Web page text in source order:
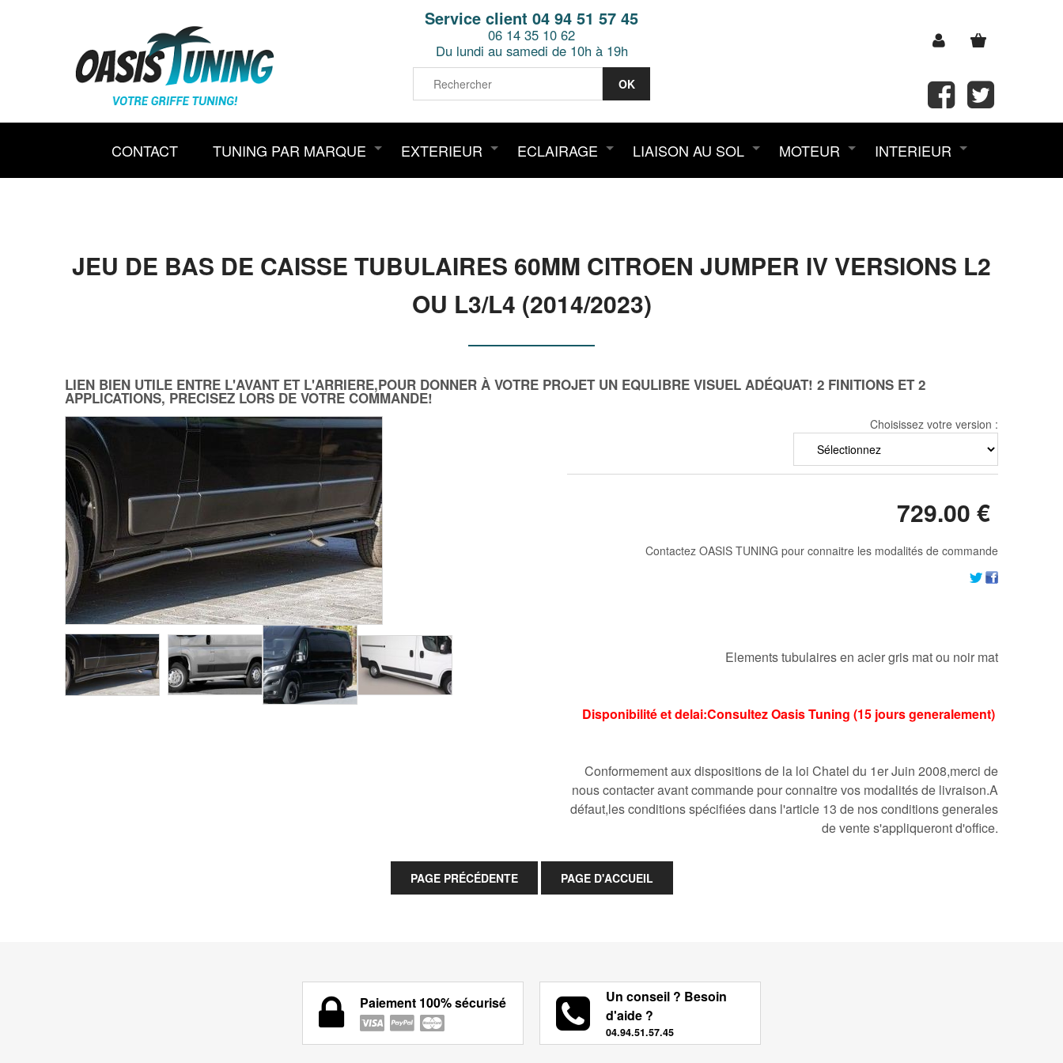
Service client 04 94 51 57 45
06 14 35 10 62
Du lundi au samedi de 10h à 19h
CONTACT TUNING PAR MARQUE EXTERIEUR ECLAIRAGE LIAISON AU SOL MOTEUR INTERIEUR
JEU DE BAS DE CAISSE TUBULAIRES 60MM CITROEN JUMPER IV VERSIONS L2
OU L3/L4 (2014/2023)
LIEN BIEN UTILE ENTRE L'AVANT ET L'ARRIERE,POUR DONNER À VOTRE PROJET UN EQULIBRE VISUEL ADÉQUAT! 2 FINITIONS ET 2
APPLICATIONS, PRECISEZ LORS DE VOTRE COMMANDE!
Choisissez votre version :
729.00 €
Contactez OASIS TUNING pour connaitre les modalités de commande
Elements tubulaires en acier gris mat ou noir mat
Disponibilité et delai:Consultez Oasis Tuning (15 jours generalement)
Conformement aux dispositions de la loi Chatel du 1er Juin 2008,merci de
nous contacter avant commande pour connaitre vos modalités de livraison.A
défaut,les conditions spécifiées dans l'article 13 de nos conditions generales
de vente s'appliqueront d'office.
Paiement 100% sécurisé
Un conseil ? Besoin
d'aide ?
04.94.51.57.45